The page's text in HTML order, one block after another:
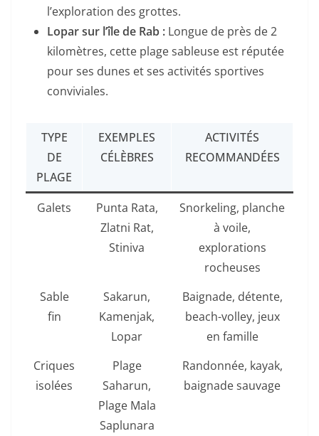
l’exploration des grottes.
Lopar sur l’île de Rab : Longue de près de 2
kilomètres, cette plage sableuse est réputée
pour ses dunes et ses activités sportives
conviviales.
TYPE
DE
PLAGE
EXEMPLES
CÉLÈBRES
ACTIVITÉS
RECOMMANDÉES
Galets
Punta Rata,
Zlatni Rat,
Stiniva
Snorkeling, planche
à voile,
explorations
rocheuses
Sable
fin
Sakarun,
Kamenjak,
Lopar
Baignade, détente,
beach-volley, jeux
en famille
Criques
isolées
Plage
Saharun,
Plage Mala
Saplunara
Randonnée, kayak,
baignade sauvage